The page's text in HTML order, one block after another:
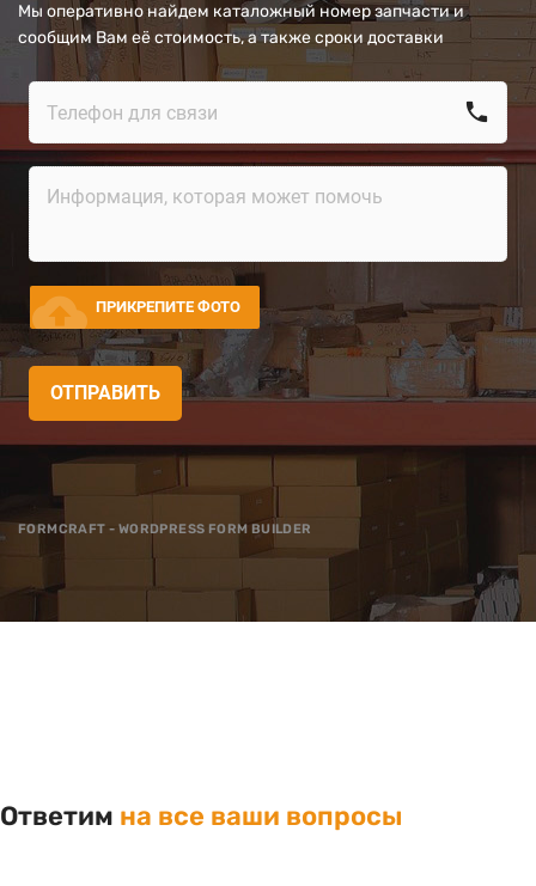
Мы оперативно найдем каталожный номер запчасти и
сообщим Вам её стоимость, а также сроки доставки
call
cloud_upload ПРИКРЕПИТЕ ФОТО
ОТПРАВИТЬ
FORMCRAFT - WORDPRESS FORM BUILDER
Ответим на все ваши вопросы